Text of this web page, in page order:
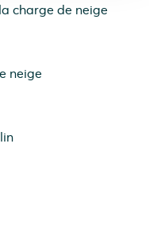
charge de neige
neige